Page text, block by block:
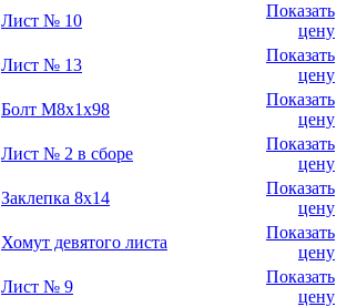
Лист № 10
Показать
цену
Лист № 13
Показать
цену
Болт М8х1х98
Показать
цену
Лист № 2 в сборе
Показать
цену
Заклепка 8х14
Показать
цену
Хомут девятого листа
Показать
цену
Лист № 9
Показать
цену